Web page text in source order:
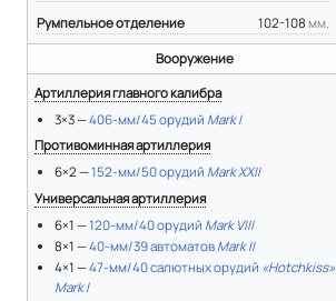
102-108 мм.
Румпельное отделение
Вооружение
Артиллерия главного калибра
3×3 —406-мм/45 орудий Mark I
Противоминная артиллерия
6×2 —152-мм/50 орудий Mark XXII
Универсальная артиллерия
6×1 —120-мм/40 орудий Mark VIII
8×1 —40-мм/39 автоматов Mark II
4×1 —47-мм/40 салютных орудий «Hotchkiss»
Mark I